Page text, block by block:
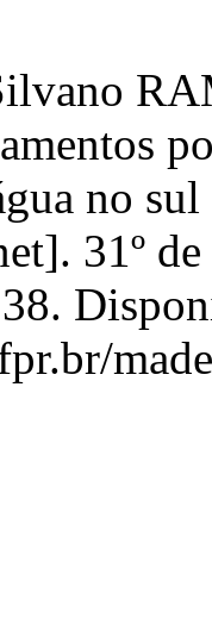
no
31º